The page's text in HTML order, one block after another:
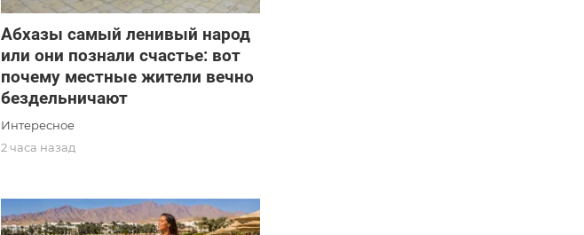
Абхазы самый ленивый народ
или они познали счастье: вот
почему местные жители вечно
бездельничают
Интересное
2 часа назад